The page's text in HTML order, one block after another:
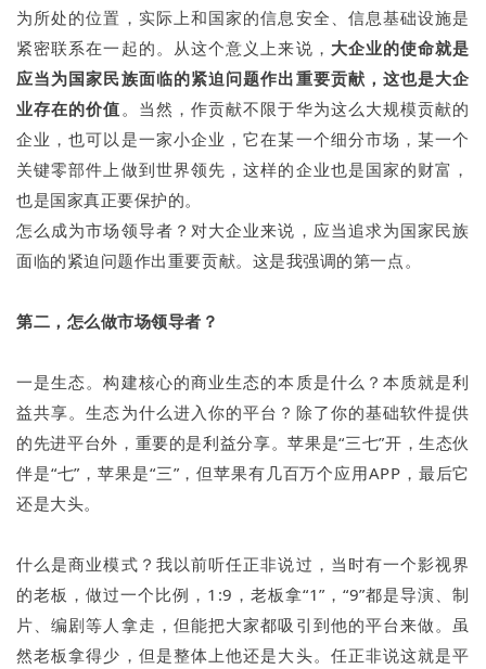
为所处的位置，实际上和国家的信息安全、信息基础设施是
紧密联系在一起的。从这个意义上来说， 大企业的使命就是
应当为国家民族面临的紧迫问题作出重要贡献，这也是大企
业存在的价值。当然，作贡献不限于华为这么大规模贡献的
企业，也可以是一家小企业，它在某一个细分市场，某一个
关键零部件上做到世界领先，这样的企业也是国家的财富，
也是国家真正要保护的。
怎么成为市场领导者？对大企业来说，应当追求为国家民族
面临的紧迫问题作出重要贡献。这是我强调的第一点。
第二，怎么做市场领导者？
一是生态。构建核心的商业生态的本质是什么？本质就是利
益共享。生态为什么进入你的平台？除了你的基础软件提供
的先进平台外，重要的是利益分享。苹果是“三七”开，生态伙
伴是“七”，苹果是“三”，但苹果有几百万个应用APP，最后它
还是大头。
什么是商业模式？我以前听任正非说过，当时有一个影视界
的老板，做过一个比例，1:9，老板拿“1”，“9”都是导演、制
片、编剧等人拿走，但能把大家都吸引到他的平台来做。虽
然老板拿得少，但是整体上他还是大头。任正非说这就是平